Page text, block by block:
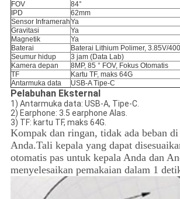
FOV
84°
IPD
62mm
Sensor InframerahYa
Gravitasi
Ya
Magnetik
Ya
Baterai
Baterai Lithium Polimer, 3.85V/
Seumur hidup
3 jam (Data Lab)
Kamera depan
8MP, 85 ° FOV, Fokus Otomatis
TF
Kartu TF, maks 64G
Antarmuka data
USB-A Tipe-C
Pelabuhan Eksternal
1) Antarmuka data: USB-A, Tipe-C.
2) Earphone: 3.5 earphone Alas.
3) TF: kartu TF, maks 64G.
Kompak dan ringan, tidak ada beban
Anda.Tali kepala yang dapat
otomatis pas untuk kepala Anda dan
menyelesaikan pemakaian dalam 1